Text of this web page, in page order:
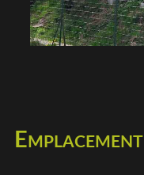
Emplacement